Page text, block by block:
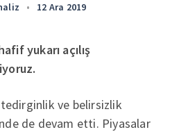
• 12 Ara 2019
yukarı açılış
ve belirsizlik
de devam etti. Piyasalar